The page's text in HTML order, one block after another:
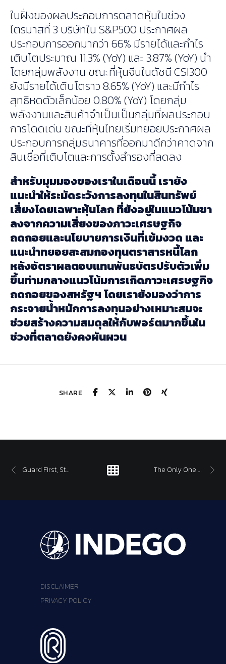
ในฝั่งของผลประกอบการตลาดหุ้นในช่วง
ไตรมาสที่ 3 บริษัทใน S&P500 ประกาศผล
ประกอบการออกมากว่า 66% มีรายได้และกำไร
เติบโตประมาณ 11.3% (YoY) และ 3.87% (YoY) นำ
โดยกลุ่มพลังงาน ขณะที่หุ้นจีนในดัชนี CSI300
ยังมีรายได้เติบโตราว 8.65% (YoY) และมีกำไร
สุทธิหดตัวเล็กน้อย 0.80% (YoY) โดยกลุ่ม
พลังงานและสินค้าจำเป็นเป็นกลุ่มที่ผลประกอบ
การโดดเด่น ขณะที่หุ้นไทยเริ่มทยอยประกาศผล
ประกอบการกลุ่มธนาคารที่ออกมาดีกว่าคาดจาก
สินเชื่อที่เติบโตและการตั้งสำรองที่ลดลง
สำหรับมุมมองของเราในเดือนนี้ เรายัง
แนะนำให้ระมัดระวังการลงทุนในสินทรัพย์
เสี่ยงโดยเฉพาะหุ้นโลก ที่ยังอยู่ในแนวโน้มขา
ลงจากความเสี่ยงของภาวะเศรษฐกิจ
ถดถอยและนโยบายการเงินที่เข้มงวด และ
แนะนำทยอยสะสมกองทุนตราสารหนี้โลก
หลังอัตราผลตอบแทนพันธบัตรปรับตัวเพิ่ม
ขึ้นท่ามกลางแนวโน้มการเกิดภาวะเศรษฐกิจ
ถดถอยของสหรัฐฯ โดยเรายังมองว่าการ
กระจายน้ำหนักการลงทุนอย่างเหมาะสมจะ
ช่วยสร้างความสมดุลให้กับพอร์ตมากขึ้นใน
ช่วงที่ตลาดยังคงผันผวน
SHARE
Guard First, Strike Later The Only One Target
DISCLAIMER
PRIVACY POLICY